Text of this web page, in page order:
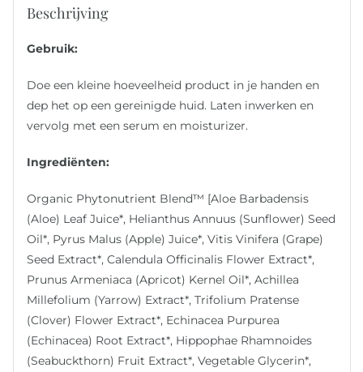
Beschrijving
Gebruik:
Doe een kleine hoeveelheid product in je handen en
dep het op een gereinigde huid. Laten inwerken en
vervolg met een serum en moisturizer.
Ingrediënten:
Organic Phytonutrient Blend™ [Aloe Barbadensis
(Aloe) Leaf Juice*, Helianthus Annuus (Sunflower) Seed
Oil*, Pyrus Malus (Apple) Juice*, Vitis Vinifera (Grape)
Seed Extract*, Calendula Officinalis Flower Extract*,
Prunus Armeniaca (Apricot) Kernel Oil*, Achillea
Millefolium (Yarrow) Extract*, Trifolium Pratense
(Clover) Flower Extract*, Echinacea Purpurea
(Echinacea) Root Extract*, Hippophae Rhamnoides
(Seabuckthorn) Fruit Extract*, Vegetable Glycerin*,